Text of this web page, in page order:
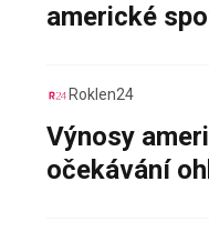
americké
Roklen24
Výnosy
očekávání